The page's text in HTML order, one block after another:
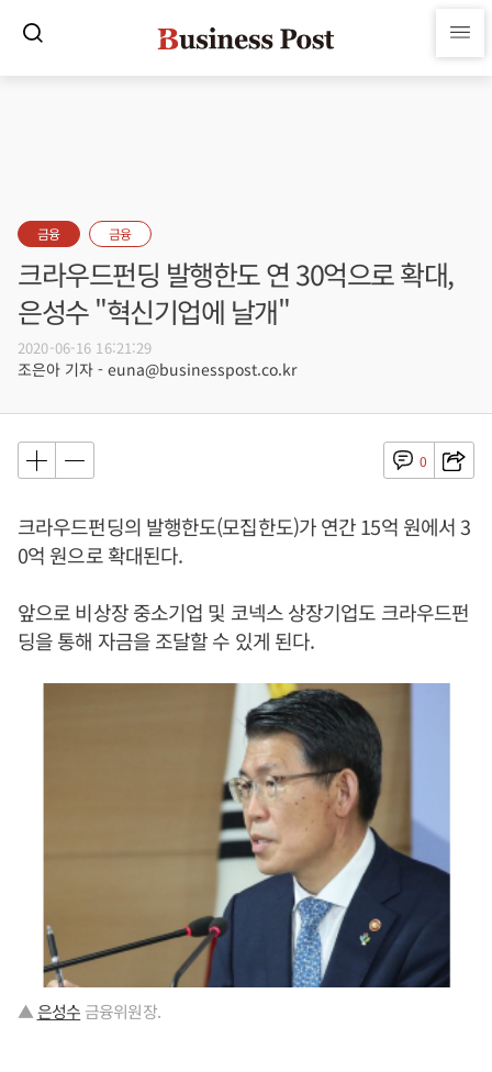
금융 금융
크라우드펀딩 발행한도 연 30억으로 확대,
은성수 "혁신기업에 날개"
2020-06-16 16:21:29
조은아 기자 - euna@businesspost.co.kr
0
크라우드펀딩의 발행한도(모집한도)가 연간 15억 원에서 3
0억 원으로 확대된다.
앞으로 비상장 중소기업 및 코넥스 상장기업도 크라우드펀
딩을 통해 자금을 조달할 수 있게 된다.
▲은성수 금융위원장.